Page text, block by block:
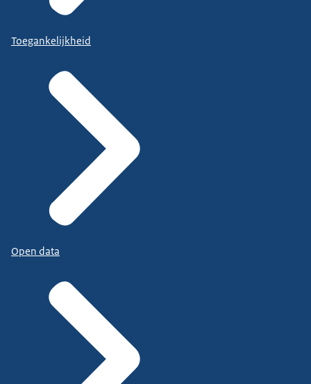
Toegankelijkheid
Open data